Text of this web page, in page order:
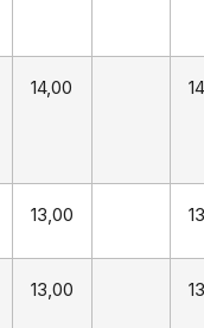
14,00
13,00
13,00